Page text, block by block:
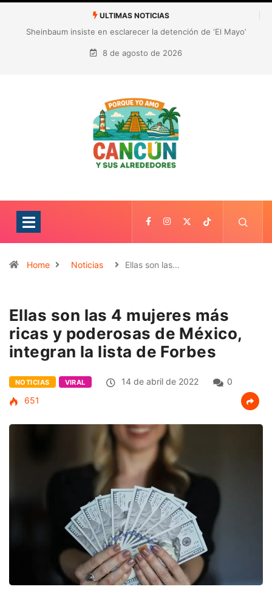
ULTIMAS NOTICIAS
¿Quién es Galita Ari y por qué acusa a RoRo de robar contenido?
La polémica que sacude las redes sociales
8 de agosto de 2026
Home Noticias Ellas son las…
Ellas son las 4 mujeres más
ricas y poderosas de México,
integran la lista de Forbes
NOTICIAS VIRAL 14 de abril de 2022
0
651